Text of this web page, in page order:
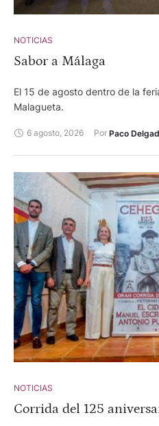
Pallarés y Valldellán para Isaac
NOTICIAS
Sabor a Málaga
El 15 de agosto dentro de la
Malagueta.
6 agosto, 2026 Por Paco
NOTICIAS
Corrida del 125